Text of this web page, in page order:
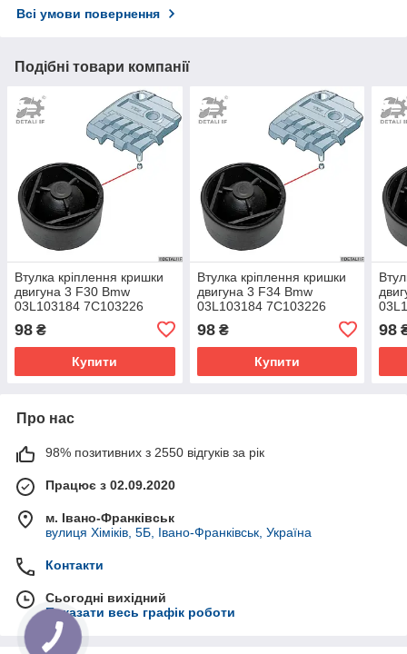
Всі умови повернення
Подібні товари компанії
Втулка кріплення кришки
двигуна 3 F30 Bmw
03L103184 7C103226
98 ₴
Купити
Втулка кріплення кришки
двигуна 3 F34 Bmw
03L103184 7C103226
98₴
Купити
98
Про нас
98% позитивних з 2550 відгуків за рік
Працює з 02.09.2020
м. Івано-Франківськ
вулиця Хіміків, 5Б, Івано-Франківськ, Україна
Контакти
Сьогодні вихідний
Показати весь графік роботи